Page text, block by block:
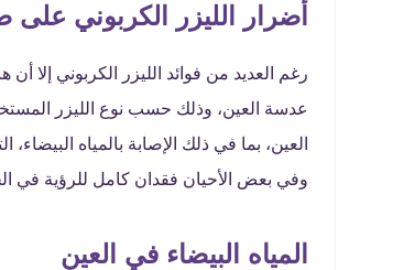
أضرار الليزر الكربوني
رغم العديد من فوائد الليزر الكربوني إلا
عدسة العين، وذلك حسب نوع الليزر
العين، بما في ذلك الإصابة بالمياه
وفي بعض الأحيان فقدان كامل للرؤية في
المياه البيضاء في العين